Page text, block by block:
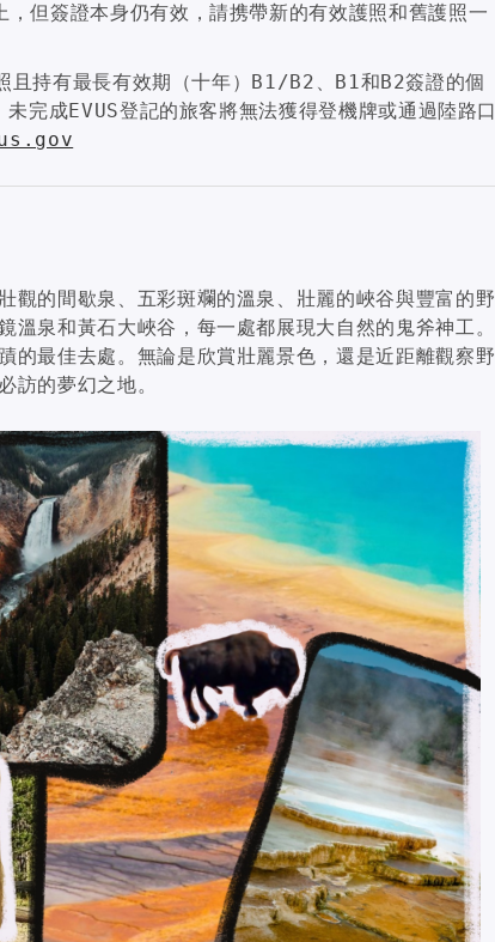
但簽證本身仍有效，請携帶新的有效護照和舊護照一
持有最長有效期（十年）B1/B2、B1和B2簽證的個
完成EVUS登記的旅客將無法獲得登機牌或通過陸路口
觀的間歇泉、五彩斑斕的溫泉、壯麗的峽谷與豐富的野
泉和黃石大峽谷，每一處都展現大自然的鬼斧神工。
的最佳去處。無論是欣賞壯麗景色，還是近距離觀察野
訪的夢幻之地。